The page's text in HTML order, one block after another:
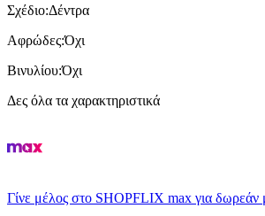
Σχέδιο:Δέντρα
Αφρώδες:Όχι
Βινυλίου:Όχι
Δες όλα τα χαρακτηριστικά
Γίνε μέλος στο SHOPFLIX max για δωρεάν